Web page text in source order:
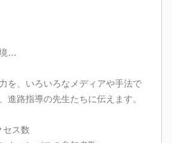
…
を、いろいろなメディアや手法で
進路指導の先生たちに伝えます。
ス数